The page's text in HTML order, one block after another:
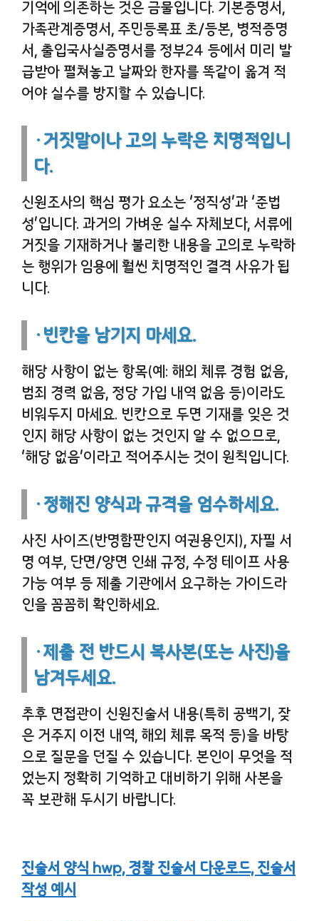
기억에 의존하는 것은 금물입니다. 기본증명서,
가족관계증명서, 주민등록표 초/등본, 병적증명
서, 출입국사실증명서를 정부24 등에서 미리 발
급받아 펼쳐놓고 날짜와 한자를 똑같이 옮겨 적
어야 실수를 방지할 수 있습니다.
·거짓말이나 고의 누락은 치명적입니
다.
신원조사의 핵심 평가 요소는 ‘정직성’과 ‘준법
성’입니다. 과거의 가벼운 실수 자체보다, 서류에
거짓을 기재하거나 불리한 내용을 고의로 누락하
는 행위가 임용에 훨씬 치명적인 결격 사유가 됩
니다.
·빈칸을 남기지 마세요.
해당 사항이 없는 항목(예: 해외 체류 경험 없음,
범죄 경력 없음, 정당 가입 내역 없음 등)이라도
비워두지 마세요. 빈칸으로 두면 기재를 잊은 것
인지 해당 사항이 없는 것인지 알 수 없으므로,
‘해당 없음’이라고 적어주시는 것이 원칙입니다.
·정해진 양식과 규격을 엄수하세요.
사진 사이즈(반명함판인지 여권용인지), 자필 서
명 여부, 단면/양면 인쇄 규정, 수정 테이프 사용
가능 여부 등 제출 기관에서 요구하는 가이드라
인을 꼼꼼히 확인하세요.
·제출 전 반드시 복사본(또는 사진)을
남겨두세요.
추후 면접관이 신원진술서 내용(특히 공백기, 잦
은 거주지 이전 내역, 해외 체류 목적 등)을 바탕
으로 질문을 던질 수 있습니다. 본인이 무엇을 적
었는지 정확히 기억하고 대비하기 위해 사본을
꼭 보관해 두시기 바랍니다.
진술서 양식 hwp, 경찰 진술서 다운로드, 진술서
작성 예시